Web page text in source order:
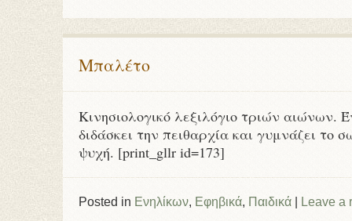
Μπαλέτο
Κινησιολογικό λεξιλόγιο τριών αιώνων.
διδάσκει την πειθαρχία και γυμνάζει το
ψυχή. [print_gllr id=173]
Posted in Ενηλίκων, Εφηβικά, Παιδικά Leave a